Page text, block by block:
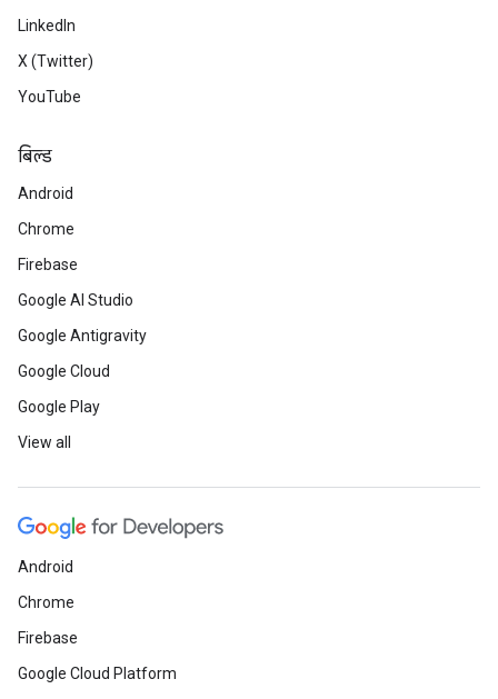
LinkedIn
X (Twitter)
YouTube
बिल्ड
Android
Chrome
Firebase
Google AI Studio
Google Antigravity
Google Cloud
Google Play
View all
Android
Chrome
Firebase
Google Cloud Platform